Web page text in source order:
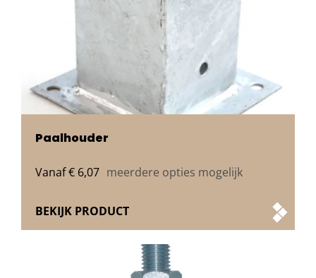
Paalhouder
Vanaf€6,07 meerdere opties mogelijk
BEKIJK PRODUCT